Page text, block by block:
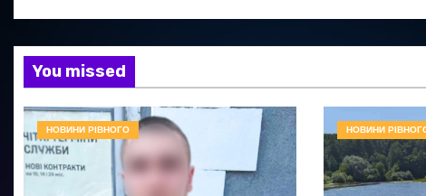
You missed
НОВИНИ РІВНОГО НОВИНИ